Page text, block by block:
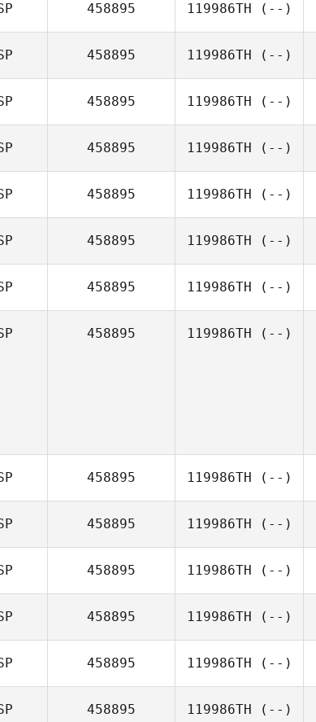
458895 119986TH (--)
458895 119986TH (--)
458895 119986TH (--)
458895 119986TH (--)
458895 119986TH (--)
458895 119986TH (--)
458895 119986TH (--)
458895 119986TH (--)
458895 119986TH (--)
458895 119986TH (--)
458895 119986TH (--)
458895 119986TH (--)
458895 119986TH (--)
458895 119986TH (--)